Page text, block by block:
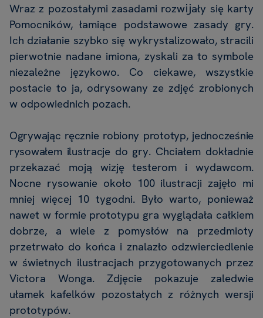
Wraz z pozostałymi zasadami rozwĳały się karty
Pomocników,łamiące podstawowe zasady gry.
Ich działanie szybko się wykrystalizowało, stracili
pierwotnie nadane imiona, zyskali za to symbole
niezależne językowo. Co ciekawe, wszystkie
postacie to ja, odrysowany ze zdjęć zrobionych
w odpowiednich pozach.
Ogrywając ręcznie robiony prototyp, jednocześnie
rysowałem ilustracje do gry. Chciałem dokładnie
przekazać moją wizję testerom i wydawcom.
Nocne rysowanie około 100 ilustracji zajęło mi
mniej więcej 10 tygodni. Było warto, ponieważ
nawet w formie prototypu gra wyglądała całkiem
dobrze, a wiele z pomysłów na przedmioty
przetrwało do końca i znalazło odzwierciedlenie
w świetnych ilustracjach przygotowanych przez
Victora Wonga. Zdjęcie pokazuje zaledwie
ułamek kafelków pozostałych z różnych wersji
prototypów.